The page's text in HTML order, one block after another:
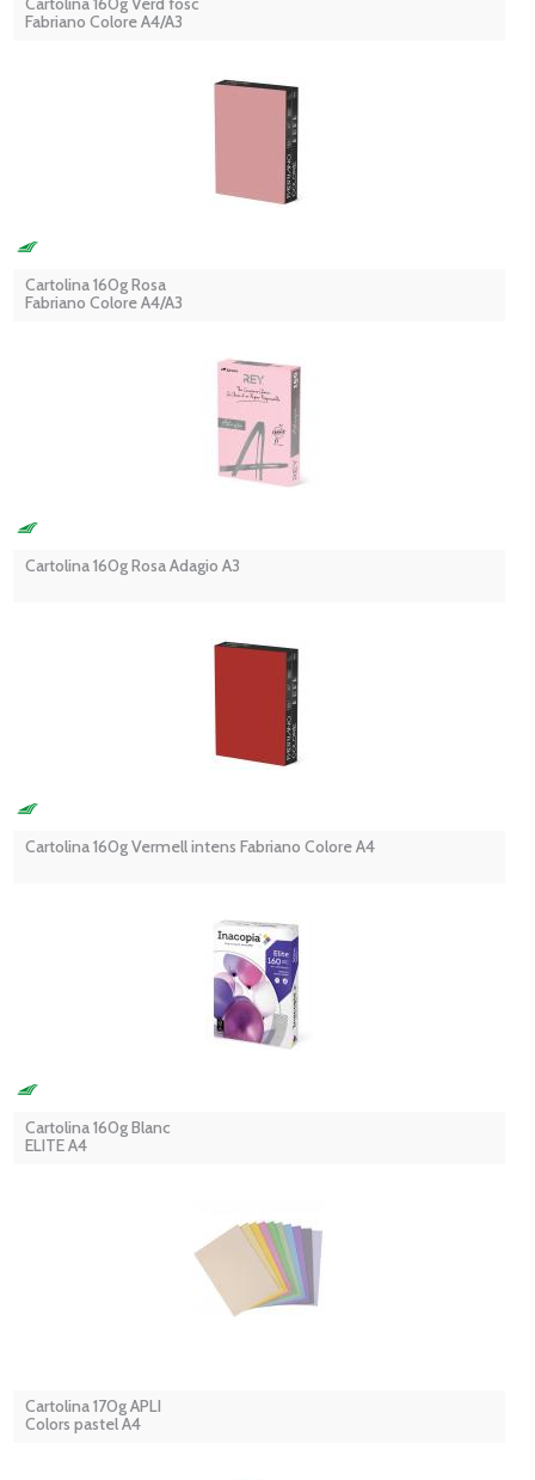
Fabriano Colore A4/A3
Cartolina 160g Rosa
Fabriano Colore A4/A3
Cartolina 160g Rosa Adagio A3
Cartolina 160g Vermell intens Fabriano Colore A4
Cartolina 160g Blanc
ELITE A4
Cartolina 170g APLI
Colors pastel A4